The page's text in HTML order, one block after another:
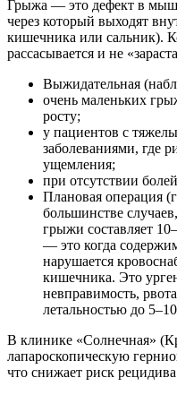
Грыжа — это дефект в
через который выходят
кишечника или сальник).
рассасывается и не
Выжидательная
очень маленьких
росту;
у пациентов с
заболеваниями, где
ущемления;
при отсутствии
Плановая операция
большинстве
грыжи составляет
— это когда
нарушается
кишечника. Это
невправимость,
летальностью до
В клинике «Солнечная»
лапароскопическую
что снижает риск